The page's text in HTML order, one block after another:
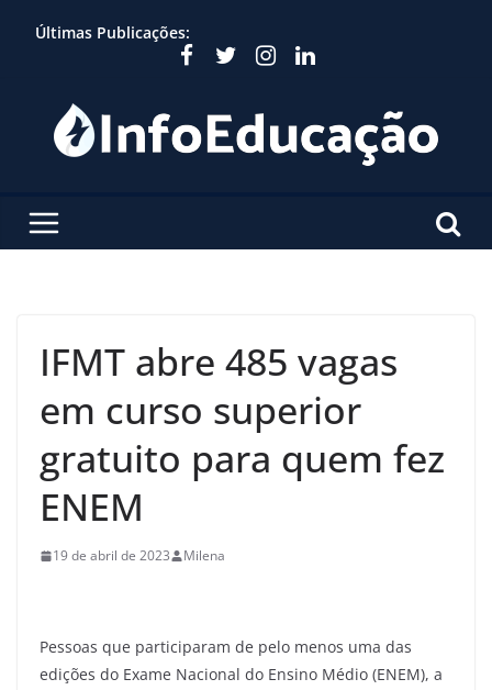
Últimas Publicações:
IFMT abre 485 vagas
em curso superior
gratuito para quem fez
ENEM
19 de abril de 2023 Milena
Pessoas que participaram de pelo menos uma das
edições do Exame Nacional do Ensino Médio (ENEM), a